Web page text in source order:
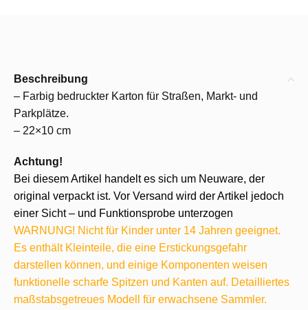
Beschreibung
– Farbig bedruckter Karton für Straßen, Markt- und
Parkplätze.
– 22×10 cm
Achtung!
Bei diesem Artikel handelt es sich um Neuware, der
original verpackt ist. Vor Versand wird der Artikel jedoch
einer Sicht – und Funktionsprobe unterzogen
WARNUNG! Nicht für Kinder unter 14 Jahren geeignet.
Es enthält Kleinteile, die eine Erstickungsgefahr
darstellen können, und einige Komponenten weisen
funktionelle scharfe Spitzen und Kanten auf. Detailliertes
maßstabsgetreues Modell für erwachsene Sammler.